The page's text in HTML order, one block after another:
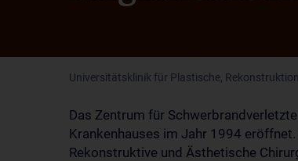
Universitätsklinik für Plastische,
Das Zentrum für
Krankenhauses im Jahr 1994
Rekonstruktive und Ästhetische